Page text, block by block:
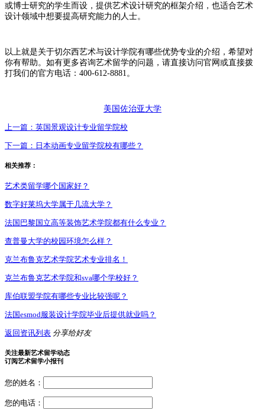
或博士研究的学生而设，提供艺术设计研究的框架介绍，也适合艺术
设计领域中想要提高研究能力的人士。
以上就是关于切尔西艺术与设计学院有哪些优势专业的介绍，希望对
你有帮助。如有更多咨询艺术留学的问题，请直接访问官网或直接拨
打我们的官方电话：400-612-8881。
美国佐治亚大学
上一篇： 英国景观设计专业留学院校
下一篇： 日本动画专业留学院校有哪些？
相关推荐：
艺术类留学哪个国家好？
数字好莱坞大学属于几流大学？
法国巴黎国立高等装饰艺术学院都有什么专业？
查普曼大学的校园环境怎么样？
克兰布鲁克艺术学院艺术专业排名！
克兰布鲁克艺术学院和sva哪个学校好？
库伯联盟学院有哪些专业比较强呢？
法国esmod服装设计学院毕业后提供就业吗？
返回资讯列表 分享给好友
关注最新艺术留学动态
订阅艺术留学小报刊
您的姓名：
您的电话：